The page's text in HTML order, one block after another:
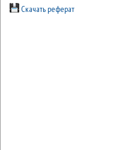
Скачать реферат